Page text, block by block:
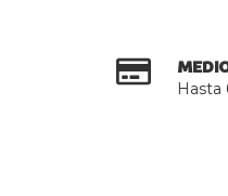
Hasta